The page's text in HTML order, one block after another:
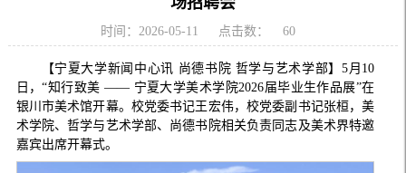
时间：2026-05-11 点击数： 60
【宁夏大学新闻中心讯 尚德书院 哲学与艺术学部】5月10
日，“知行致美 —— 宁夏大学美术学院2026届毕业生作品展”在
银川市美术馆开幕。校党委书记王宏伟，校党委副书记张桓，美
术学院、哲学与艺术学部、尚德书院相关负责同志及美术界特邀
嘉宾出席开幕式。